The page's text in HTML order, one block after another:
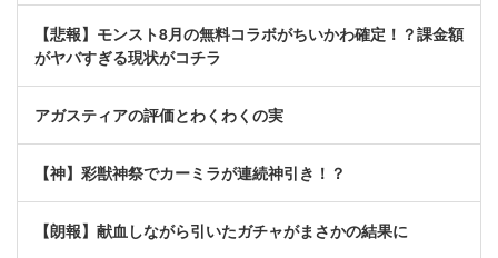
【悲報】モンスト8月の無料コラボがちいかわ確定！？課金額
がヤバすぎる現状がコチラ
アガスティアの評価とわくわくの実
【神】彩獣神祭でカーミラが連続神引き！？
【朗報】献血しながら引いたガチャがまさかの結果に